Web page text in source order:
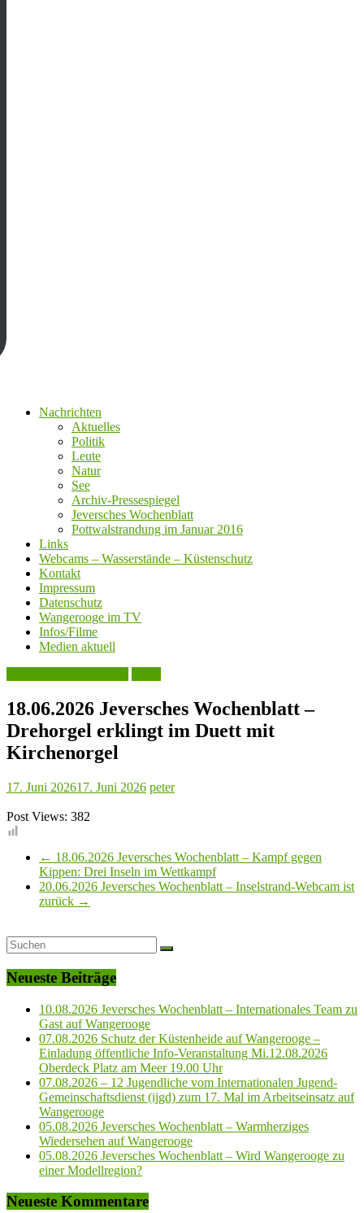
Nachrichten
Aktuelles
Politik
Leute
Natur
See
Archiv-Pressespiegel
Jeversches Wochenblatt
Pottwalstrandung im Januar 2016
Links
Webcams – Wasserstände – Küstenschutz
Kontakt
Impressum
Datenschutz
Wangerooge im TV
Infos/Filme
Medien aktuell
18.06.2026 Jeversches Wochenblatt –
Drehorgel erklingt im Duett mit
Kirchenorgel
17. Juni 202617. Juni 2026 peter
Post Views: 382
← 18.06.2026 Jeversches Wochenblatt – Kampf gegen
Kippen: Drei Inseln im Wettkampf
20.06.2026 Jeversches Wochenblatt – Inselstrand-Webcam ist
zurück →
Neueste Beiträge
10.08.2026 Jeversches Wochenblatt – Internationales Team zu
Gast auf Wangerooge
07.08.2026 Schutz der Küstenheide auf Wangerooge –
Einladung öffentliche Info-Veranstaltung Mi.12.08.2026
Oberdeck Platz am Meer 19.00 Uhr
07.08.2026 – 12 Jugendliche vom Internationalen Jugend-
Gemeinschaftsdienst (ijgd) zum 17. Mal im Arbeitseinsatz auf
Wangerooge
05.08.2026 Jeversches Wochenblatt – Warmherziges
Wiedersehen auf Wangerooge
05.08.2026 Jeversches Wochenblatt – Wird Wangerooge zu
einer Modellregion?
Neueste Kommentare